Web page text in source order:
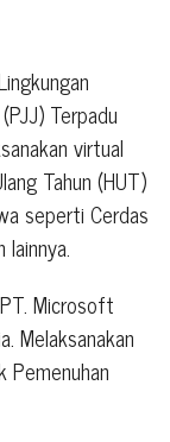
Terpadu
virtual
Tahun (HUT)
seperti Cerdas
Microsoft
Melaksanakan
Pemenuhan